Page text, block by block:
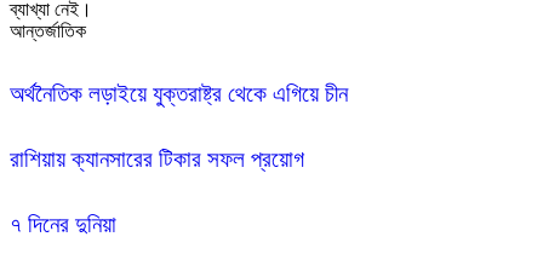
আন্তর্জাতিক
অর্থনৈতিক লড়াইয়ে যুক্তরাষ্ট্র থেকে এগিয়ে চীন
রাশিয়ায় ক্যানসারের টিকার সফল প্রয়োগ
৭ দিনের দুনিয়া